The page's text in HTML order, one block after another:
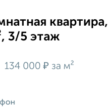
квартира,
3/5 этаж
134 000₽ за м²